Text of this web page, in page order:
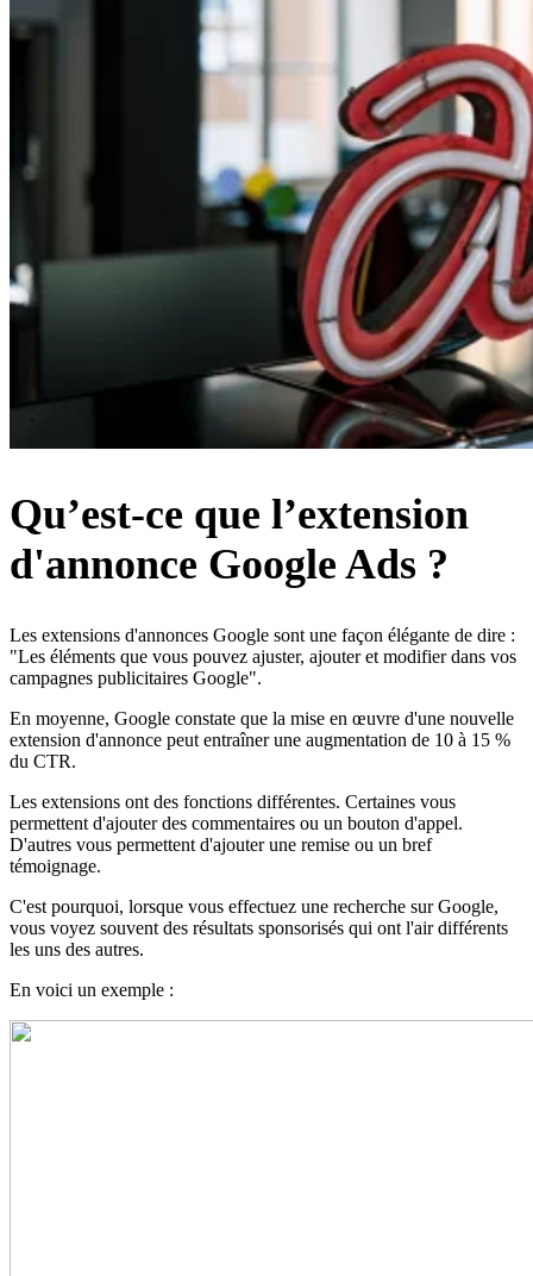
Qu’est-ce que l’extension
d'annonce Google Ads ?
Les extensions d'annonces Google sont une façon élégante de dire :
"Les éléments que vous pouvez ajuster, ajouter et modifier dans vos
campagnes publicitaires Google".
En moyenne, Google constate que la mise en œuvre d'une nouvelle
extension d'annonce peut entraîner une augmentation de 10 à 15 %
du CTR.
Les extensions ont des fonctions différentes. Certaines vous
permettent d'ajouter des commentaires ou un bouton d'appel.
D'autres vous permettent d'ajouter une remise ou un bref
témoignage.
C'est pourquoi, lorsque vous effectuez une recherche sur Google,
vous voyez souvent des résultats sponsorisés qui ont l'air différents
les uns des autres.
En voici un exemple :